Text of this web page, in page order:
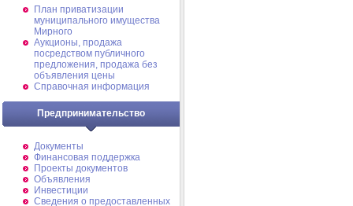
План приватизации
муниципального имущества
Мирного
Аукционы, продажа
посредством публичного
предложения, продажа без
объявления цены
Справочная информация
Предпринимательство
Документы
Финансовая поддержка
Проекты документов
Объявления
Инвестиции
Сведения о предоставленных